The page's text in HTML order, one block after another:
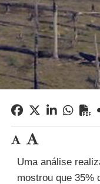
Uma análise
mostrou que 35%